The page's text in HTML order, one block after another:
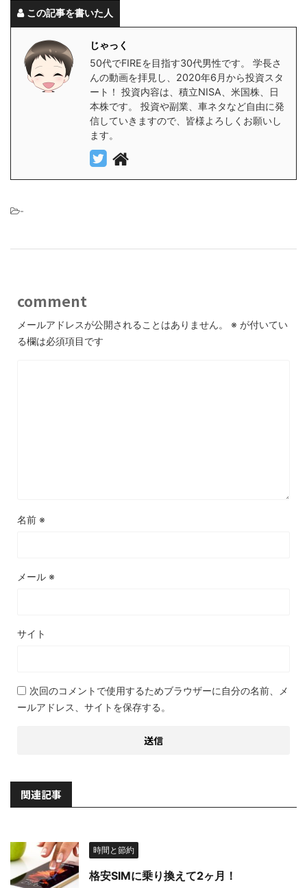
この記事を書いた人
じゃっく
50代でFIREを目指す30代男性です。 学長さ
んの動画を拝見し、2020年6月から投資スタ
ート！ 投資内容は、積立NISA、米国株、日
本株です。 投資や副業、車ネタなど自由に発
信していきますので、皆様よろしくお願いし
ます。
-
comment
メールアドレスが公開されることはありません。 ※ が付いてい
る欄は必須項目です
名前 ※
メール ※
サイト
次回のコメントで使用するためブラウザーに自分の名前、メ
ールアドレス、サイトを保存する。
関連記事
時間と節約
格安SIMに乗り換えて2ヶ月！